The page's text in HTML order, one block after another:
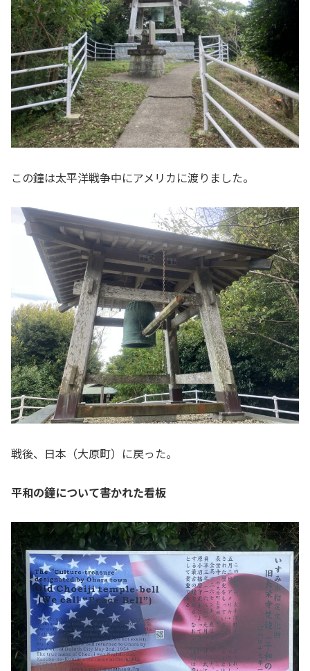
この鐘は太平洋戦争中にアメリカに渡りました。
戦後、日本（大原町）に戻った。
平和の鐘について書かれた看板